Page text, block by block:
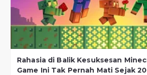
Rahasia di Balik Kesuksesan
Game Ini Tak Pernah Mati Sejak